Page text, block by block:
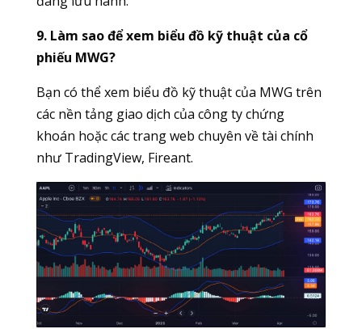
9. Làm sao để xem biểu đồ kỹ thuật của cổ
phiếu MWG?
Bạn có thể xem biểu đồ kỹ thuật của MWG trên
các nền tảng giao dịch của công ty chứng
khoán hoặc các trang web chuyên về tài chính
như TradingView, Fireant.